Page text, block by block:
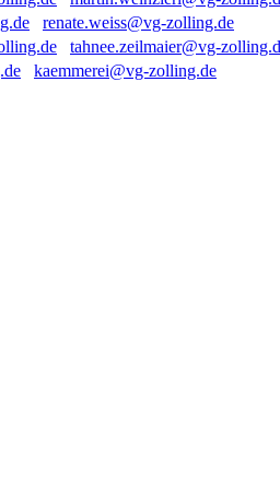
renate.weiss@vg-zolling.de
tahnee.zeilmaier@vg-
kaemmerei@vg-zolling.de